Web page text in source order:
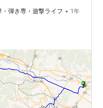
ってます 大蕨地区のヘ
失礼 そして、大蕨の棚
弾き専・遊撃ライフ • 1年